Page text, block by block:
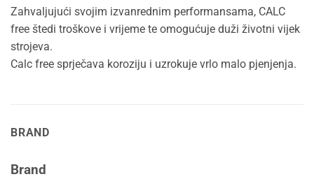
Zahvaljujući svojim izvanrednim performansama, CALC
free štedi troškove i vrijeme te omogućuje duži životni vijek
strojeva.
Calc free sprječava koroziju i uzrokuje vrlo malo pjenjenja.
BRAND
Brand